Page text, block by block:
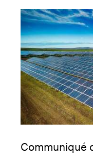
Communiqué